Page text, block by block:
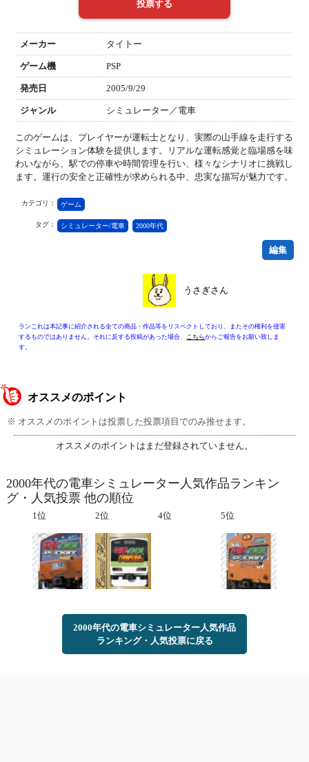
メーカー タイトー
ゲーム機 PSP
発売日 2005/9/29
ジャンル シミュレーター／電車
このゲームは、プレイヤーが運転士となり、実際の山手線を走行する
シミュレーション体験を提供します。リアルな運転感覚と臨場感を味
わいながら、駅での停車や時間管理を行い、様々なシナリオに挑戦し
ます。運行の安全と正確性が求められる中、忠実な描写が魅力です。
カテゴリ： ゲーム
タグ： シミュレーター/電車 2000年代
編集
うさぎさん
ランこれは本記事に紹介される全ての商品・作品等をリスペクトしており、またその権利を侵害
するものではありません。それに反する投稿があった場合、 こちらからご報告をお願い致しま
す。
オススメのポイント
※ オススメのポイントは投票した投票項目でのみ推せます。
オススメのポイントはまだ登録されていません。
2000年代の電車シミュレーター人気作品ランキン
グ・人気投票 他の順位
1位 2位 4位 5位
2000年代の電車シミュレーター人気作品
ランキング・人気投票に戻る